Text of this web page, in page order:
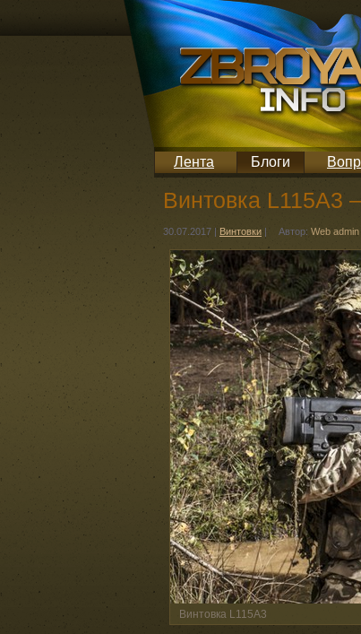
Лента Блоги
Винтовка L115A3
30.07.2017 | Винтовки | Автор: Web admin
Винтовка L115A3